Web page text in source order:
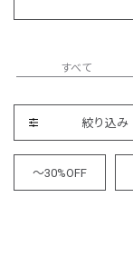
すべて
絞り込み
～30%OFF